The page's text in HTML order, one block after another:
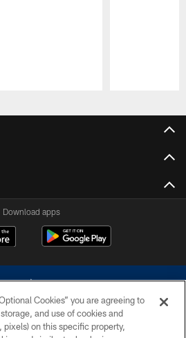
Download apps
Cookies” you are agreeing to
and use of cookies and
on this specific property,